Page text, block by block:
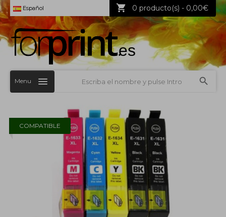
Español 0 producto(s) - 0,00€
Menu
COMPATIBLE